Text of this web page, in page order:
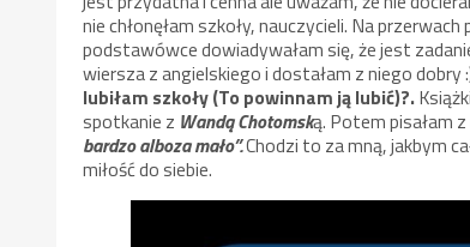
nie chłonęłam szkoły, nauczycieli. Na
podstawówce dowiadywałam się, że jest
wiersza z angielskiego i dostałam z niego dobry
lubiłam szkoły (To powinnam ją lubić)?.
spotkanie z Wandą Chotomską. Potem pisałam z
bardzo alboza mało”.Chodzi to za mną, jakbym
miłość do siebie.